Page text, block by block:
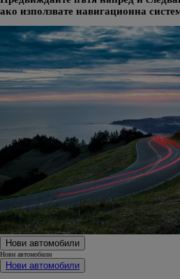
ако използвате навигационна
Нови автомобили
Нови автомобили
Нови автомобили